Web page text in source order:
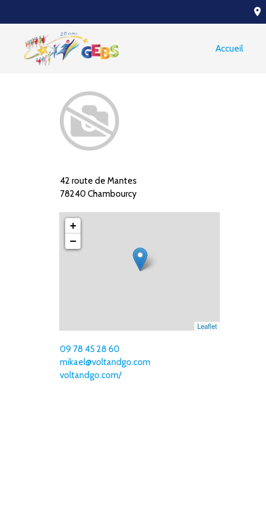
place
Accueil
42 route de Mantes
78240 Chambourcy
+
−
Leaflet
09 78 45 28 60
mikael@voltandgo.com
voltandgo.com/